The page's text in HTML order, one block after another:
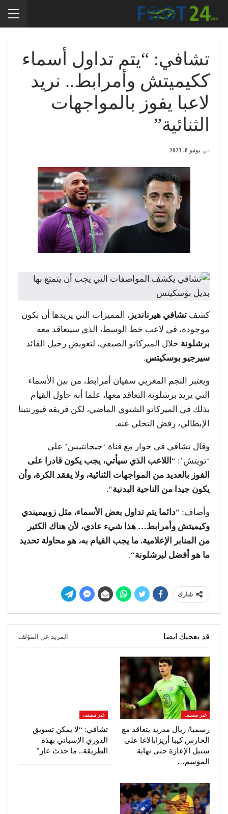
تشافي: “يتم تداول أسماء
ككيميتش وأمرابط.. نريد
لاعبا يفوز بالمواجهات
الثنائية”
في يونيو 8, 2023
كشف تشافي هيرنانديز ، المميزات التي يريدها أن تكون
موجودة، في لاعب خط الوسط، الذي سيتعاقد معه
برشلونة خلال الميركاتو الصيفي، لتعويض رحيل القائد
سيرجيو بوسكيتس.
ويعتبر النجم المغربي سفيان أمرابط، من بين الأسماء
التي يريد برشلونة التعاقد معها، علما أنه حاول القيام
بذلك في الميركاتو الشتوي الماضي، لكن فريقه فيورنتينا
الإيطالي، رفض التخلي عنه.
وقال تشافي في حوار مع قناة ‘جيجانتيس’ على
‘تويتش’: “ اللاعب الذي سيأتي، يجب يكون قادرا على
الفوز بالعديد من المواجهات الثنائية، ولا يفقد الكرة، وأن
يكون جيدا من الناحية البدنية“.
وأضاف: “دائما يتم تداول بعض الأسماء، مثل زوبيميندي
وكيميتش وأمرابط… هذا شيء عادي، لأن هناك الكثير
من المنابر الإعلامية. ما يجب القيام به، هو محاولة تحديد
ما هو أفضل لبرشلونة“.
شارك
قد يعجبك ايضا المزيد عن المؤلف
غير مصنف
رسميا/ ريال مدريد يتعاقد مع
الحارس كيبا أريزابالاغا على
سبيل الإعارة حتى نهاية
الموسم…
غير مصنف
تشافي: “لا يمكن تسويق
الدوري الإسباني بهذه
الطريقة.. ما حدث عار”